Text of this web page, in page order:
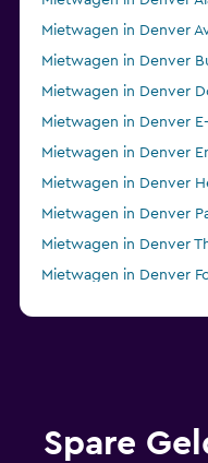
Mietwagen in Denver
Mietwagen in Denver
Mietwagen in Denver
Mietwagen in Denver
Mietwagen in Denver
Mietwagen in Denver
Mietwagen in Denver
Mietwagen in Denver
Mietwagen in Denver
Spare